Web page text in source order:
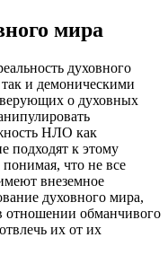
мира
духовного
и демоническими
верующих о духовных
НЛО как
подходят к этому
что не все
внеземное
духовного мира,
отношении обманчивого
их от их